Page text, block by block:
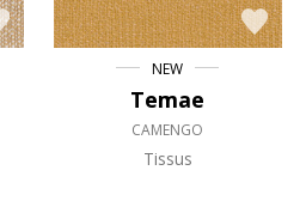
NEW
Temae
CAMENGO
Tissus